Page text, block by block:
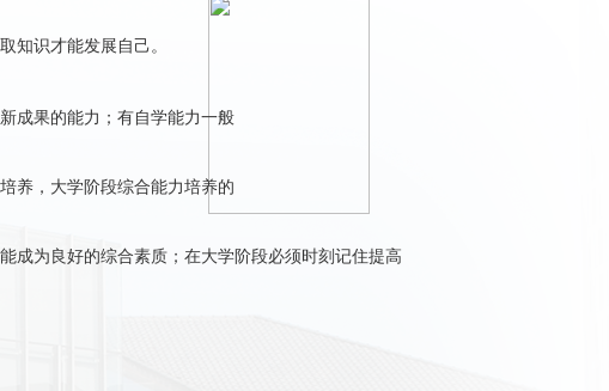
知识才能发展自己。
成果的能力；有自学能力一般
养，大学阶段综合能力培养的
成为良好的综合素质；在大学阶段必须时刻记住提高